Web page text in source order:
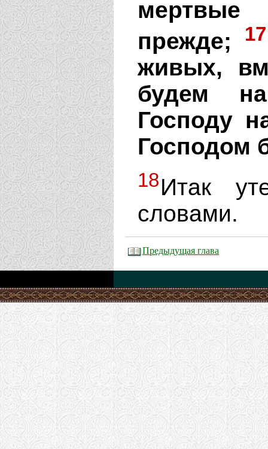
мертвые
прежде;
17
живых,
будем
Господу
Господом
18Итак
словами.
Предыдущая глава